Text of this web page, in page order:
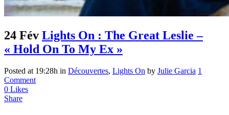
24 Fév Lights On : The Great Leslie –
« Hold On To My Ex »
Posted at 19:28h in Découvertes, Lights On by Julie Garcia 1
Comment
0 Likes
Share